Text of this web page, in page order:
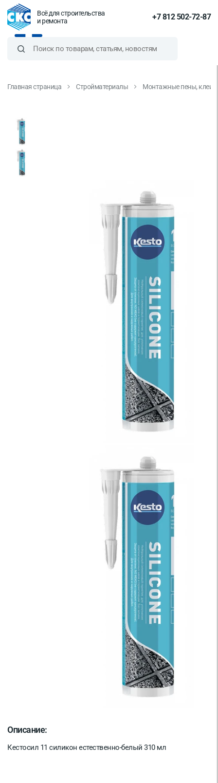
Всё для строительства
и ремонта
+7 812 502-72-87
Главная страница Стройматериалы Монтажные пены, клеи и
санитарный Kesto №11
естественно-белый 310 мл
Описание:
Кестосил 11 силикон естественно-белый 310 мл